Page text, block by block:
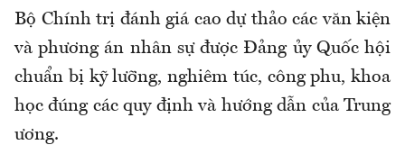
Bộ Chính trị đánh giá cao dự thảo các văn kiện
và phương án nhân sự được Đảng ủy Quốc hội
chuẩn bị kỹ lưỡng, nghiêm túc, công phu, khoa
học đúng các quy định và hướng dẫn của Trung
ương.